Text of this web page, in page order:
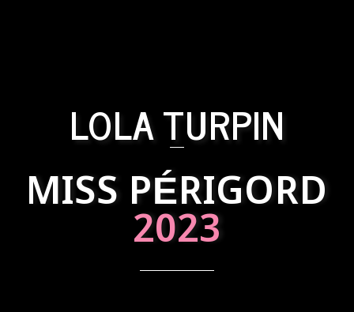
LOLA TURPIN
MISS PÉRIGORD
2023